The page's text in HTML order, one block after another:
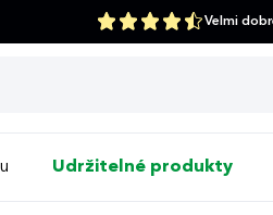
Velmi
Udržitelné produkty